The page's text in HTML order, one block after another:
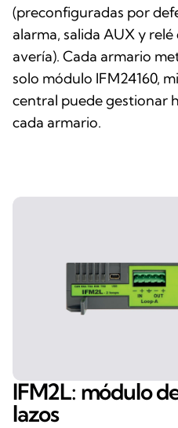
(preconfiguradas por
alarma, salida AUX y
avería). Cada armario
solo módulo IFM24160,
central puede gestionar
cada armario.
IFM2L: módulo
lazos